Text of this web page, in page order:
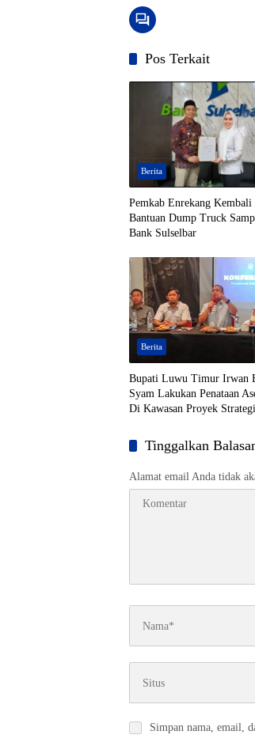
Pos Terkait
Berita
Pemkab Enrekang
Bantuan Dump Truck
Bank Sulselbar
Berita
Bupati Luwu Timur Irwan
Syam Lakukan Penataan
Di Kawasan Proyek
Tinggalkan
Alamat email Anda tidak
Simpan nama, email,